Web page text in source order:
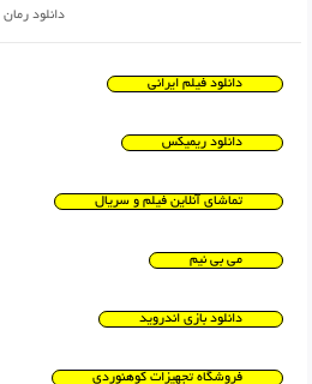
دانلود رمان
دانلود فیلم ایرانی
دانلود ریمیکس
تماشای آنلاین فیلم و سریال
می بی نیم
دانلود بازی اندروید
فروشگاه تجهیزات کوهنوردی